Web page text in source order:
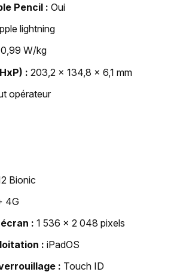
Pencil
Oui
lightning
0,99 W/kg
203,2 x 134,8 x 6,1 mm
opérateur
Bionic
4G
1 536 x 2 048 pixels
iPadOS
Touch ID